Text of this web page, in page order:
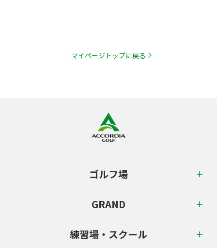
マイページトップに戻る
ゴルフ場
GRAND
練習場・スクール